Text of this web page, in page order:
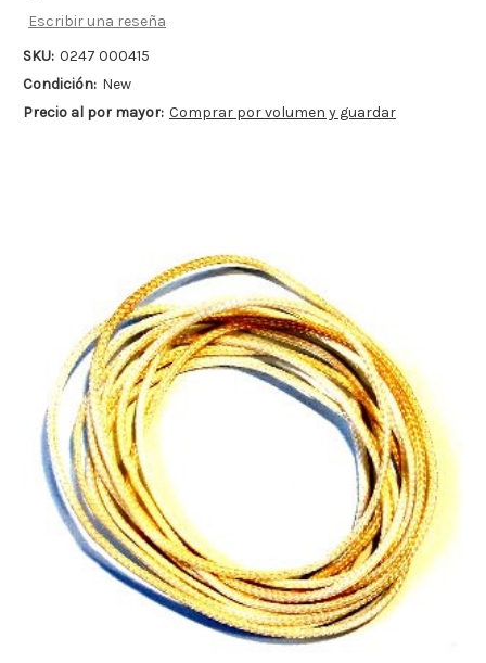
Escribir una reseña
SKU: 0247 000415
Condición: New
Precio al por mayor: Comprar por volumen y guardar